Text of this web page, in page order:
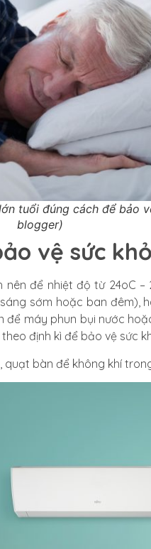
tuổi đúng cách để bảo
blogger)
vệ sức
để nhiệt độ từ 24oC
sớm hoặc ban đêm),
để máy phun bụi nước
định kì để bảo vệ sức
bàn để không khí